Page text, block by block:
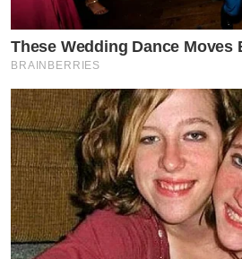
These Wedding Dance Moves
BRAINBERRIES